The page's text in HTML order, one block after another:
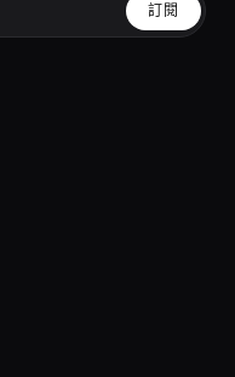
訂閱